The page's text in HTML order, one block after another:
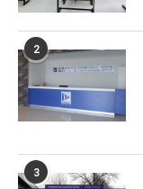
2
3